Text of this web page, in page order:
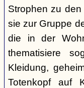
Strophen zu
sie zur Gruppe
die in der
thematisiere
Kleidung,
Totenkopf auf